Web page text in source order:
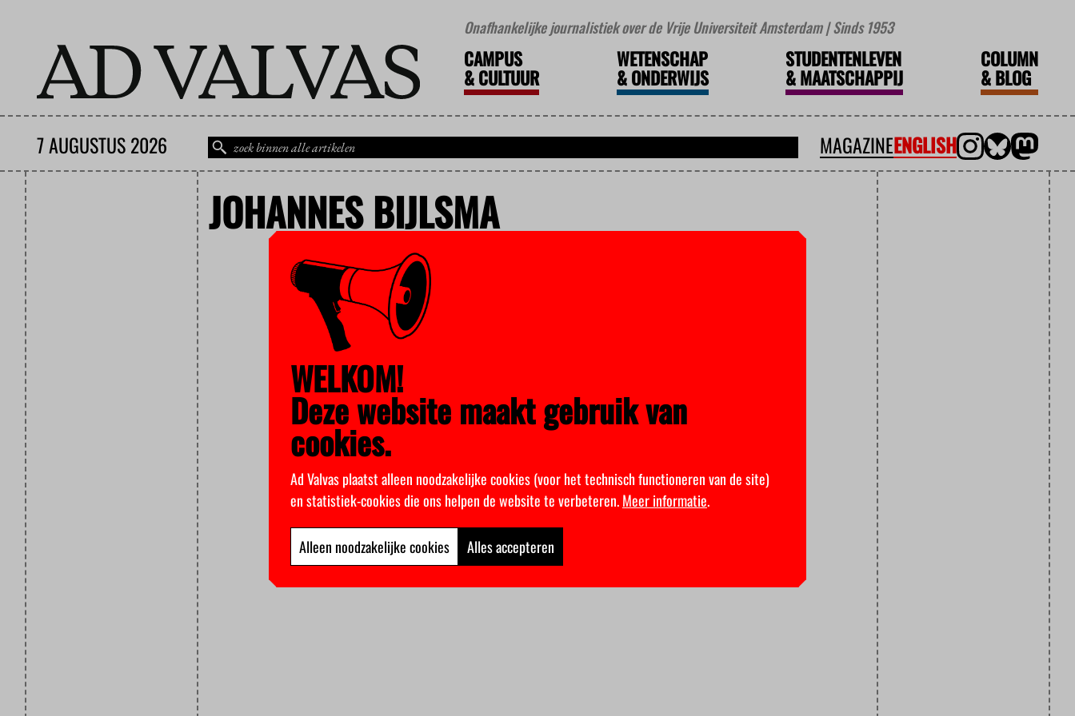
Onafhankelijke journalistiek over de Vrije Universiteit Amsterdam | Sinds 1953
CAMPUS
&CULTUUR
WETENSCHAP
&ONDERWIJS
STUDENTENLEVEN
&MAATSCHAPPIJ
COLUMN
&BLOG
7 AUGUSTUS 2026 MAGAZINEENGLISH
JOHANNES BIJLSMA
WELKOM!
Deze website maakt gebruik van
cookies.
Ad Valvas plaatst alleen noodzakelijke cookies (voor het technisch functioneren van de site)
en statistiek-cookies die ons helpen de website te verbeteren.Meer informatie.
Alleen noodzakelijke cookies Alles accepteren